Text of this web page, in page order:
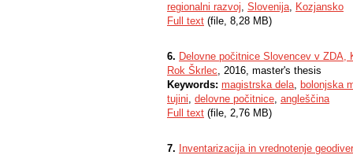
regionalni razvoj, Slovenija, Kozjansko
Full text (file, 8,28 MB)
6. Delovne počitnice Slovencev v ZDA,
Rok Škrlec, 2016, master's thesis
Keywords: magistrska dela, bolonjska
tujini, delovne počitnice, angleščina
Full text (file, 2,76 MB)
7. Inventarizacija in vrednotenje